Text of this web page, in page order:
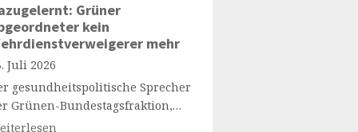
Grüner
kein
mehr
Juli 2026
gesundheitspolitische Sprecher
Grünen-Bundestagsfraktion,…